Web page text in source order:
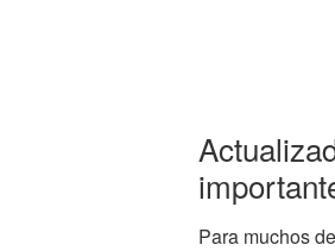
Para muchos